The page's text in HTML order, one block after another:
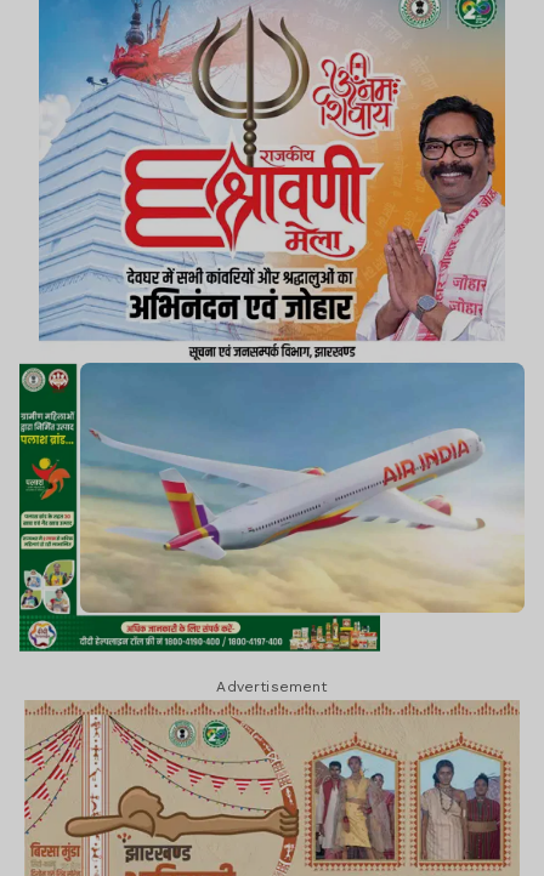
तकनीकी टीम ने जांच शुरू कर दी है, ताकि गड़बड़ी के
कारणों का पता लगाया जा सके.
Advertisement